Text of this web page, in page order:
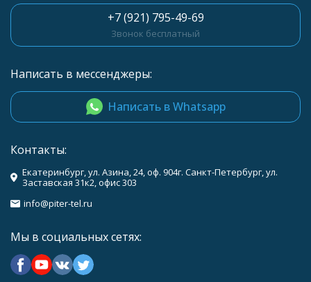
+7 (921) 795-49-69
Звонок бесплатный
Написать в мессенджеры:
Написать в Whatsapp
Контакты:
Екатеринбург, ул. Азина, 24, оф. 904г. Санкт-Петербург, ул.
Заставская 31к2, офис 303
info@piter-tel.ru
Мы в социальных сетях: